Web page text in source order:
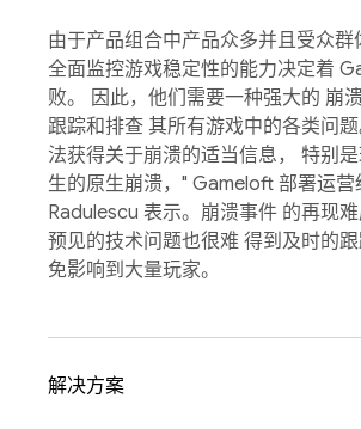
由于产品组合中产品众多并且受众群
全面监控游戏稳定性的能力决定着
败。 因此，他们需要一种强大的 崩
跟踪和排查 其所有游戏中的各类问
法获得关于崩溃的适当信息， 特别
生的原生崩溃，" Gameloft 部署运营
Radulescu 表示。崩溃事件 的再现
预见的技术问题也很难 得到及时的
免影响到大量玩家。
解决方案